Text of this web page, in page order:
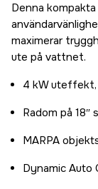
Denna
maximerar
ute på vattnet.
4 kW uteffekt,
Radom på 18″
MARPA
Dynamic Auto